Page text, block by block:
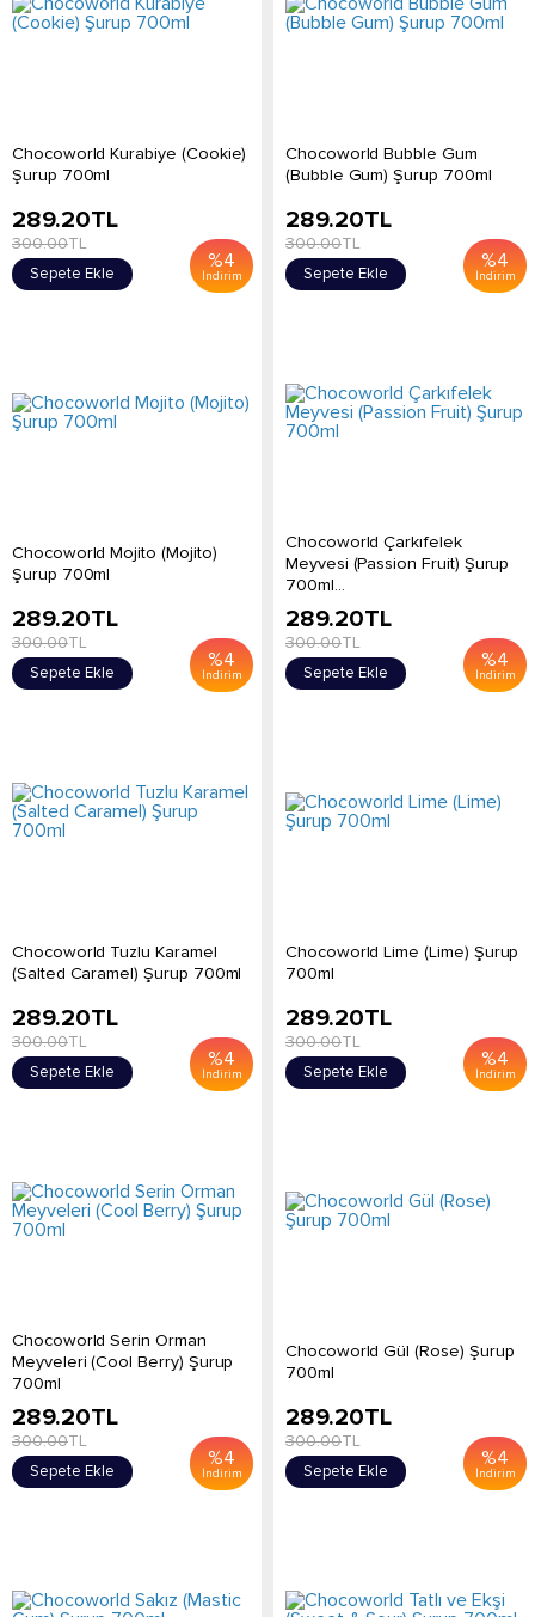
Chocoworld Kurabiye (Cookie)
Şurup 700ml
%4
İndirim
289.20TL
300.00TL
Sepete Ekle
Chocoworld Bubble Gum
(Bubble Gum) Şurup 700ml
%4
İndirim
289.20TL
300.00TL
Sepete Ekle
Chocoworld Mojito (Mojito)
Şurup 700ml
%4
İndirim
289.20TL
300.00TL
Sepete Ekle
Chocoworld Çarkıfelek
Meyvesi (Passion Fruit) Şurup
700ml...
%4
İndirim
289.20TL
300.00TL
Sepete Ekle
Chocoworld Tuzlu Karamel
(Salted Caramel) Şurup 700ml
%4
İndirim
289.20TL
300.00TL
Sepete Ekle
Chocoworld Lime (Lime) Şurup
700ml
%4
İndirim
289.20TL
300.00TL
Sepete Ekle
Chocoworld Serin Orman
Meyveleri (Cool Berry) Şurup
700ml
%4
İndirim
289.20TL
300.00TL
Sepete Ekle
Chocoworld Gül (Rose) Şurup
700ml
%4
İndirim
289.20TL
300.00TL
Sepete Ekle